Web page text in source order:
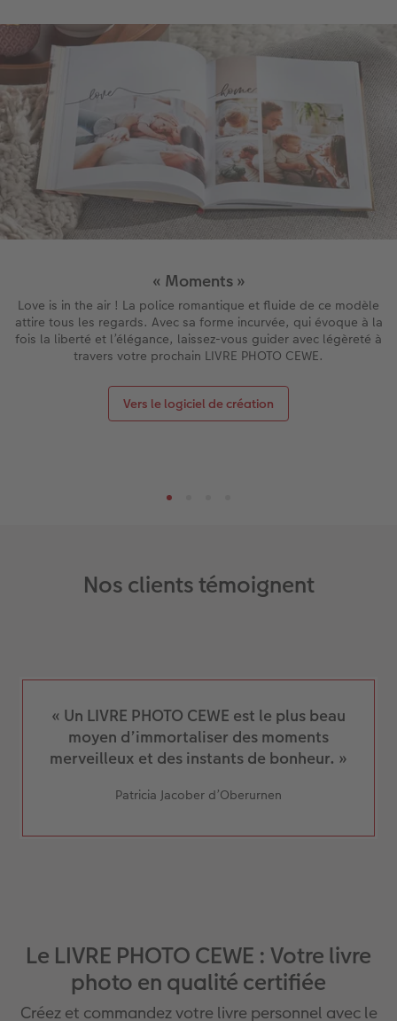
« Moments »
Love is in the air ! La police romantique et fluide de ce modèle
attire tous les regards. Avec sa forme incurvée, qui évoque à la
fois la liberté et l’élégance, laissez-vous guider avec légèreté à
travers votre prochain LIVRE PHOTO CEWE.
Vers le logiciel de création
Nos clients témoignent
« Un LIVRE PHOTO CEWE est le plus beau
moyen d’immortaliser des moments
merveilleux et des instants de bonheur. »
Patricia Jacober d’Oberurnen
Le LIVRE PHOTO CEWE : Votre livre
photo en qualité certifiée
Créez et commandez votre livre personnel avec le